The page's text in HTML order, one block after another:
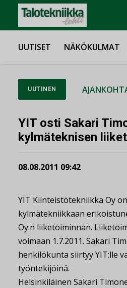
UUTISET NÄKÖKULMAT
UUTINEN
YIT osti Sakari
kylmäteknisen
08.08.2011 09:42
YIT Kiinteistötekniikka Oy
kylmätekniikkaan
Oy:n liiketoiminnan.
voimaan 1.7.2011. Sakari
henkilökunta siirtyy YIT:lle
työntekijöinä.
Helsinkiläinen Sakari